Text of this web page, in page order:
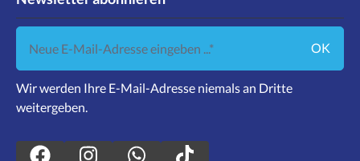
Neue E-Mail-Adresse eingeben ...
OK
Wir werden Ihre E-Mail-Adresse niemals an Dritte
weitergeben.